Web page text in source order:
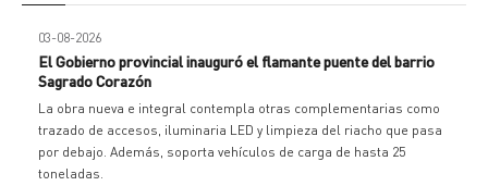
03-08-2026
El Gobierno provincial inauguró el flamante puente del barrio
Sagrado Corazón
La obra nueva e integral contempla otras complementarias como
trazado de accesos, iluminaria LED y limpieza del riacho que pasa
por debajo. Además, soporta vehículos de carga de hasta 25
toneladas.